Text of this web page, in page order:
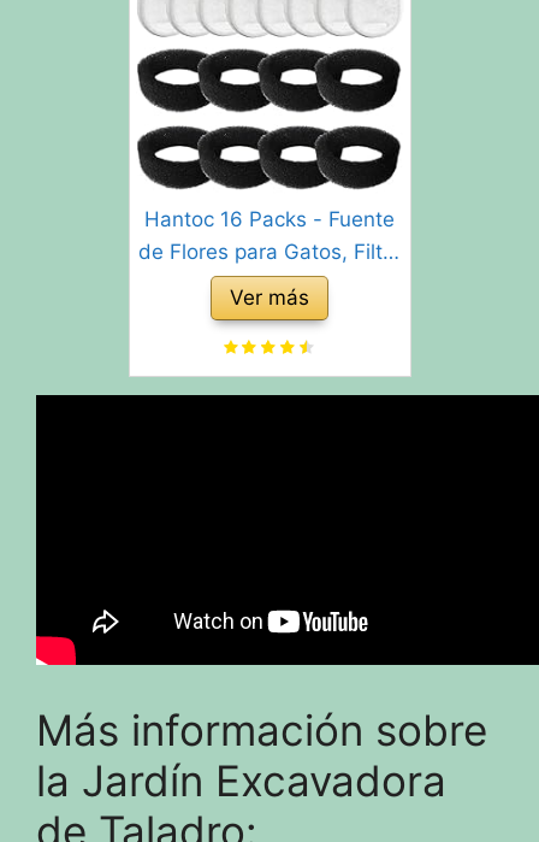
Hantoc 16 Packs - Fuente
de Flores para Gatos, Filtro
de carbón de 8 Piezas y
Esponja de Espuma para
Gatos de Acero Inoxidable
PLWF003 con Resina y
Ver más
Más información sobre
la Jardín Excavadora
de Taladro: